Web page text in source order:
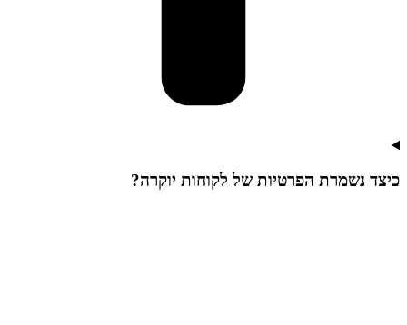
כיצד נשמרת הפרטיות של לקוחות יוקרה?